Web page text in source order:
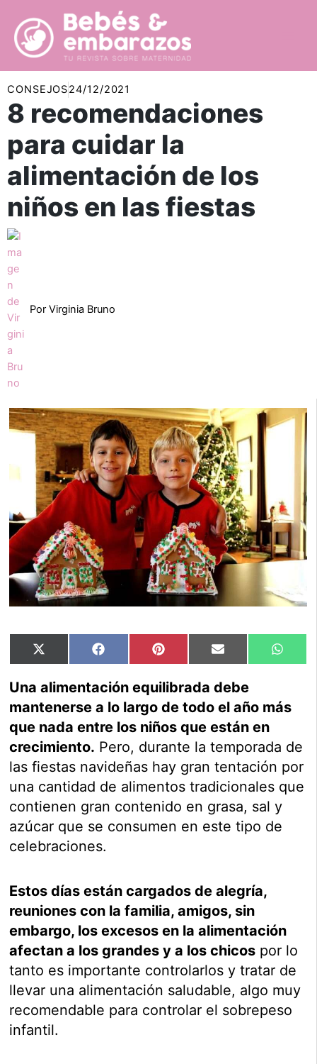
contenido
CONSEJOS24/12/2021
8 recomendaciones
para cuidar la
alimentación de los
niños en las fiestas
Por Virginia Bruno
Compartir
en
X
(Twitter)
Compartir
en
Facebook Compartir
en
Pinterest Compartir
en
Email
en
Una alimentación equilibrada debe
mantenerse a lo largo de todo el año más
que nada entre los niños que están en
crecimiento. Pero, durante la temporada de
las fiestas navideñas hay gran tentación por
una cantidad de alimentos tradicionales que
contienen gran contenido en grasa, sal y
azúcar que se consumen en este tipo de
celebraciones.
Estos días están cargados de alegría,
reuniones con la familia, amigos, sin
embargo, los excesos en la alimentación
afectan a los grandes y a los chicos por lo
tanto es importante controlarlos y tratar de
llevar una alimentación saludable, algo muy
recomendable para controlar el sobrepeso
infantil.